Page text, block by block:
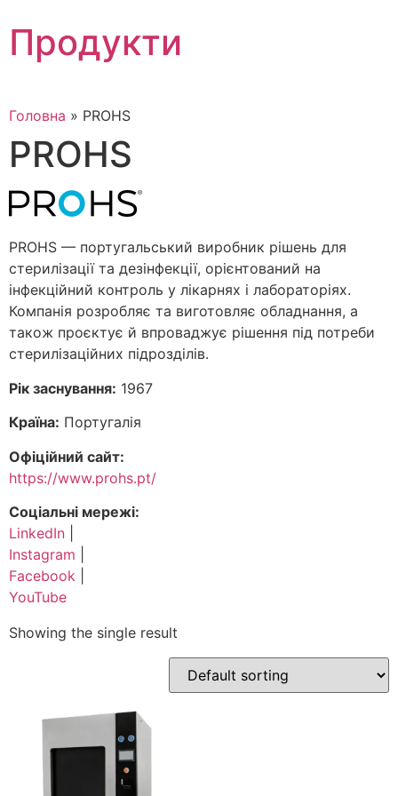
to
content
Продукти
Головна » PROHS
PROHS
PROHS — португальський виробник рішень для
стерилізації та дезінфекції, орієнтований на
інфекційний контроль у лікарнях і лабораторіях.
Компанія розробляє та виготовляє обладнання, а
також проєктує й впроваджує рішення під потреби
стерилізаційних підрозділів.
Рік заснування: 1967
Країна: Португалія
Офіційний сайт:
https://www.prohs.pt/
Соціальні мережі:
LinkedIn
Instagram
Facebook
YouTube
Showing the single result